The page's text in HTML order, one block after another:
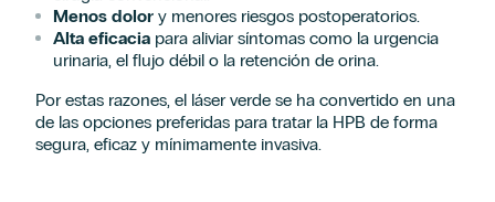
Menos dolor y menores riesgos postoperatorios.
Alta eficacia para aliviar síntomas como la urgencia
urinaria, el flujo débil o la retención de orina.
Por estas razones, el láser verde se ha convertido en una
de las opciones preferidas para tratar la HPB de forma
segura, eficaz y mínimamente invasiva.